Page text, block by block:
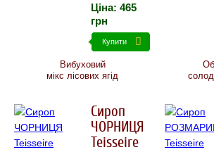
Ціна: 465
грн
Купити
Вибуховий
мікс лісових ягід
Сироп
ЧОРНИЦЯ
Teisseire